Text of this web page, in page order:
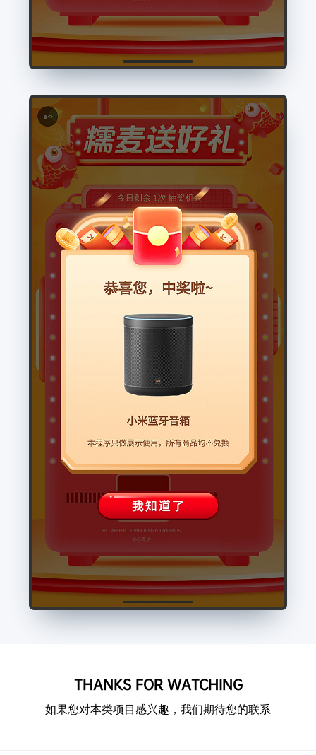
THANKS FOR WATCHING
如果您对本类项目感兴趣，我们期待您的联系